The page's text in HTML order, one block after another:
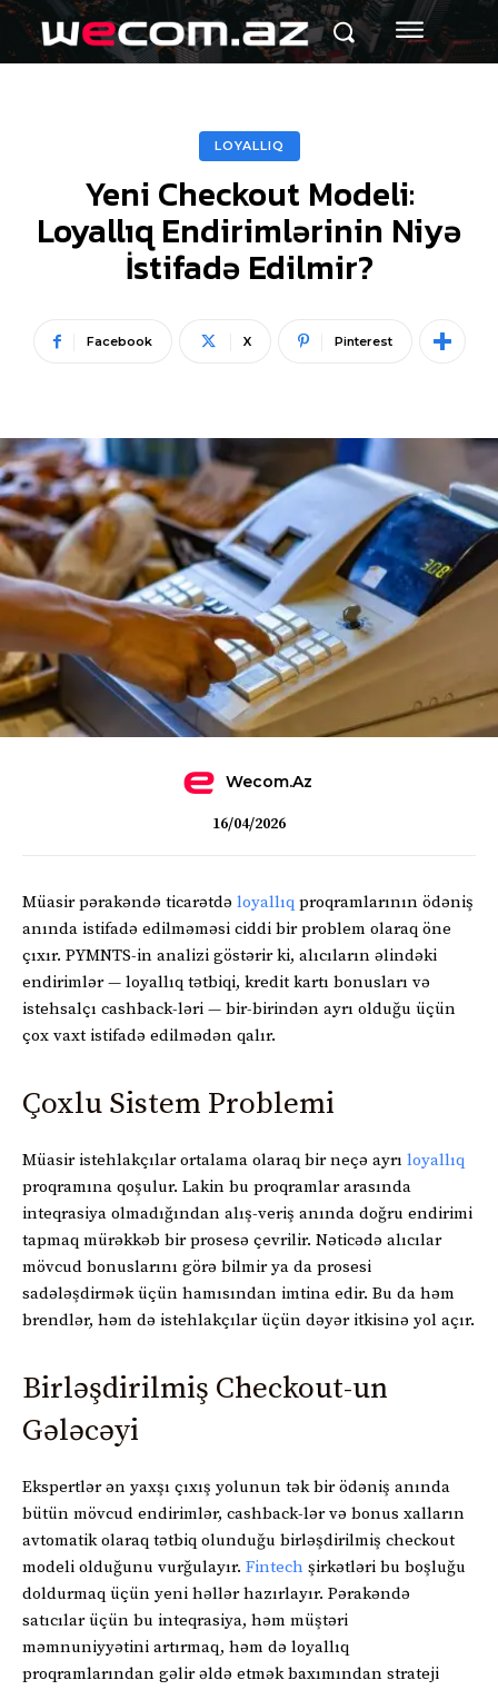
LOYALLIQ
Yeni Checkout Modeli:
Loyallıq Endirimlərinin Niyə
İstifadə Edilmir?
Facebook X Pinterest
Wecom.az
16/04/2026
Müasir pərakəndə ticarətdə loyallıq proqramlarının ödəniş
anında istifadə edilməməsi ciddi bir problem olaraq öne
çıxır. PYMNTS-in analizi göstərir ki, alıcıların əlindəki
endirimlər — loyallıq tətbiqi, kredit kartı bonusları və
istehsalçı cashback-ləri — bir-birindən ayrı olduğu üçün
çox vaxt istifadə edilmədən qalır.
Çoxlu Sistem Problemi
Müasir istehlakçılar ortalama olaraq bir neçə ayrı loyallıq
proqramına qoşulur. Lakin bu proqramlar arasında
inteqrasiya olmadığından alış-veriş anında doğru endirimi
tapmaq mürəkkəb bir prosesə çevrilir. Nəticədə alıcılar
mövcud bonuslarını görə bilmir ya da prosesi
sadələşdirmək üçün hamısından imtina edir. Bu da həm
brendlər, həm də istehlakçılar üçün dəyər itkisinə yol açır.
Birləşdirilmiş Checkout-un
Gələcəyi
Ekspertlər ən yaxşı çıxış yolunun tək bir ödəniş anında
bütün mövcud endirimlər, cashback-lər və bonus xalların
avtomatik olaraq tətbiq olunduğu birləşdirilmiş checkout
modeli olduğunu vurğulayır. Fintech şirkətləri bu boşluğu
doldurmaq üçün yeni həllər hazırlayır. Pərakəndə
satıcılar üçün bu inteqrasiya, həm müştəri
məmnuniyyətini artırmaq, həm də loyallıq
proqramlarından gəlir əldə etmək baxımından strateji